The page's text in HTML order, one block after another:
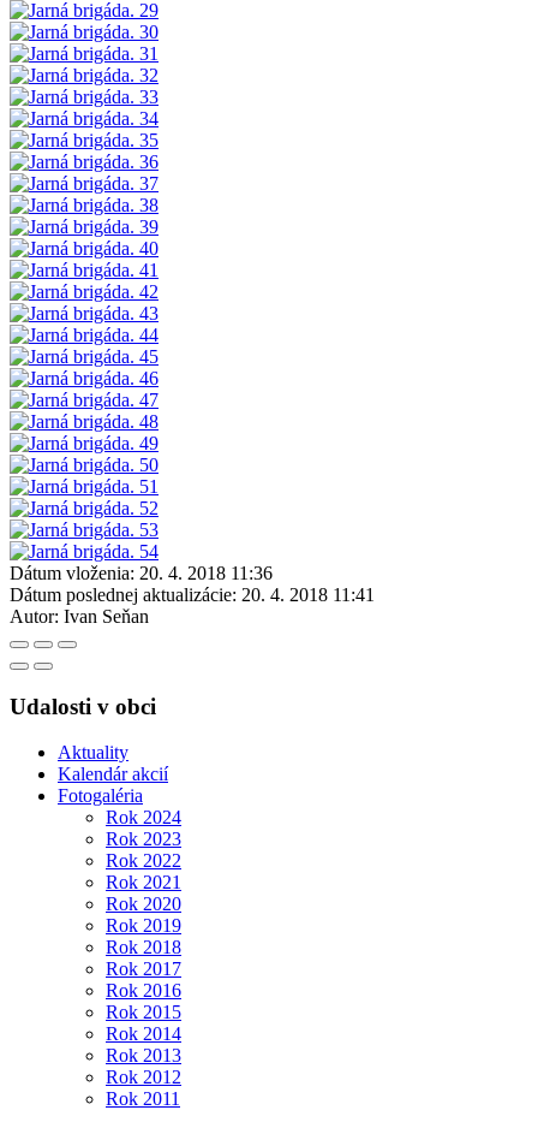
Dátum vloženia: 20. 4. 2018 11:36
Dátum poslednej aktualizácie: 20. 4. 2018 11:41
Autor: Ivan Seňan
Udalosti v obci
Aktuality
Kalendár akcií
Fotogaléria
Rok 2024
Rok 2023
Rok 2022
Rok 2021
Rok 2020
Rok 2019
Rok 2018
Rok 2017
Rok 2016
Rok 2015
Rok 2014
Rok 2013
Rok 2012
Rok 2011